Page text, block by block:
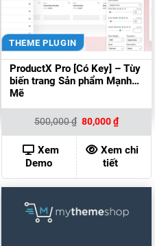
THEME PLUGIN
ProductX Pro [Có Key] – Tùy
biến trang Sản phẩm Mạnh
Mẽ
500,000₫ Giá
gốc
là:
500,000 ₫.
80,000₫Giá
hiện
tại
là:
80,000
Xem
Demo
Xem chi
tiết